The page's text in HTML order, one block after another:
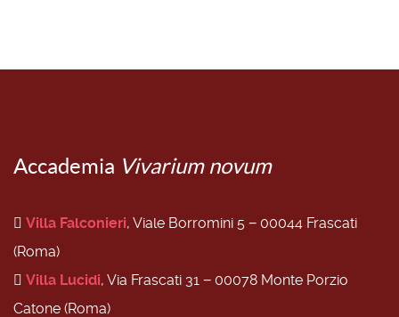
Accademia Vivarium novum
Villa Falconieri, Viale Borromini 5 − 00044 Frascati
(Roma)
Villa Lucidi, Via Frascati 31 − 00078 Monte Porzio
Catone (Roma)